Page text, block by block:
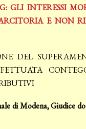
GLI INTERESSI
E NON
DEL
di Modena, Giudice